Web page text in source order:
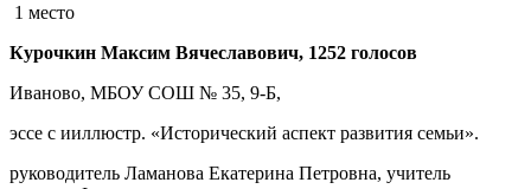
1 место
Курочкин Максим Вячеславович, 1252 голосов
Иваново, МБОУ СОШ № 35, 9-Б,
эссе с ииллюстр. «Исторический аспект развития семьи».
руководитель Ламанова Екатерина Петровна, учитель